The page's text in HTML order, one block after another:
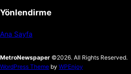
Yönlendirme
Ana Sayfa
MetroNewspaper ©2026. All Rights Reserved.
WordPress Theme by WPEnjoy